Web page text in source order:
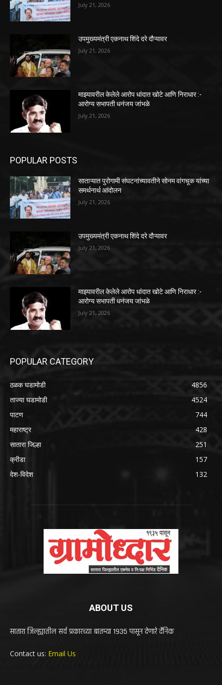
July 21, 2026
उपमुख्यमंत्री एकनाथ शिंदे दरे दौऱ्यावर
July 21, 2026
माझ्यावरील केलेले आरोप धांदात खोटे आणि निराधार :-
आरोग्य सभापती धनंजय जांभळे
July 21, 2026
POPULAR POSTS
साताऱ्यात पुरोगामी संघटनांच्यावतीने सोनम वांगचूक यांच्या
समर्थनार्थ आंदोलन
July 21, 2026
उपमुख्यमंत्री एकनाथ शिंदे दरे दौऱ्यावर
July 21, 2026
माझ्यावरील केलेले आरोप धांदात खोटे आणि निराधार :-
आरोग्य सभापती धनंजय जांभळे
July 21, 2026
POPULAR CATEGORY
ठळक घडामोडी
4856
ताज्या घडामोडी
4524
पाटण
744
महाराष्ट्र
428
सातारा जिल्हा
251
क्रीडा
157
देश-विदेश
132
ABOUT US
सातारा जिल्ह्यातील सर्व प्रकारच्या बातम्या 1935 पासून देणारे दैनिक
Contact us: Email Us